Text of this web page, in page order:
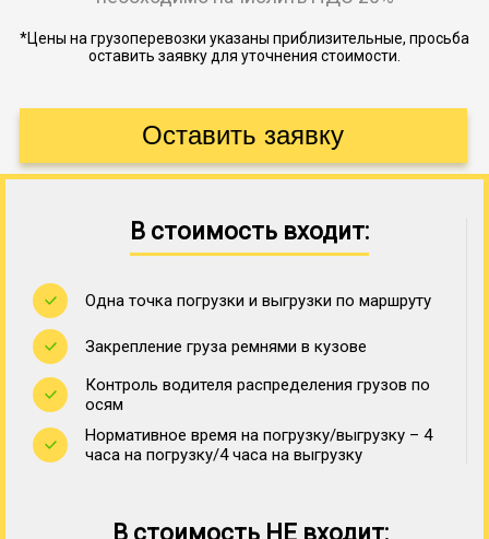
*Цены на грузоперевозки указаны приблизительные, просьба
оставить заявку для уточнения стоимости.
В стоимость входит:
Одна точка погрузки и выгрузки по маршруту
Закрепление груза ремнями в кузове
Контроль водителя распределения грузов по
осям
Нормативное время на погрузку/выгрузку – 4
часа на погрузку/4 часа на выгрузку
В стоимость НЕ входит: